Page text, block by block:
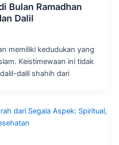
Bulan Ramadhan
Dalil
memiliki kedudukan yang
Keistimewaan ini tidak
dalil shahih dari